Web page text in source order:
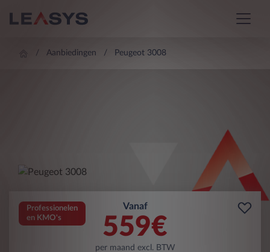
Aanbiedingen Peugeot 3008
Professionelen
en KMO's
Vanaf
559€
per maand excl. BTW